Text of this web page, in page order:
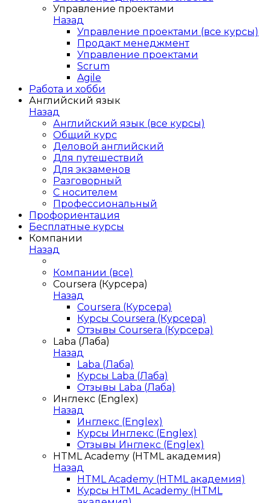
Управление проектами
Назад
Управление проектами (все курсы)
Продакт менеджмент
Управление проектами
Scrum
Agile
Работа и хобби
Английский язык
Назад
Английский язык (все курсы)
Общий курс
Деловой английский
Для путешествий
Для экзаменов
Разговорный
С носителем
Профессиональный
Профориентация
Бесплатные курсы
Компании
Назад
Компании (все)
Coursera (Курсера)
Назад
Coursera (Курсера)
Курсы Coursera (Курсера)
Отзывы Coursera (Курсера)
Laba (Лаба)
Назад
Laba (Лаба)
Курсы Laba (Лаба)
Отзывы Laba (Лаба)
Инглекс (Englex)
Назад
Инглекс (Englex)
Курсы Инглекс (Englex)
Отзывы Инглекс (Englex)
HTML Academy (HTML академия)
Назад
HTML Academy (HTML академия)
Курсы HTML Academy (HTML